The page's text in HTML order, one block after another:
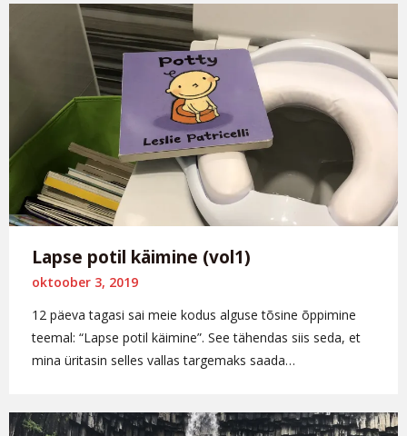
Lapse potil käimine (vol1)
oktoober 3, 2019
12 päeva tagasi sai meie kodus alguse tõsine õppimine
teemal: “Lapse potil käimine”. See tähendas siis seda, et
mina üritasin selles vallas targemaks saada…